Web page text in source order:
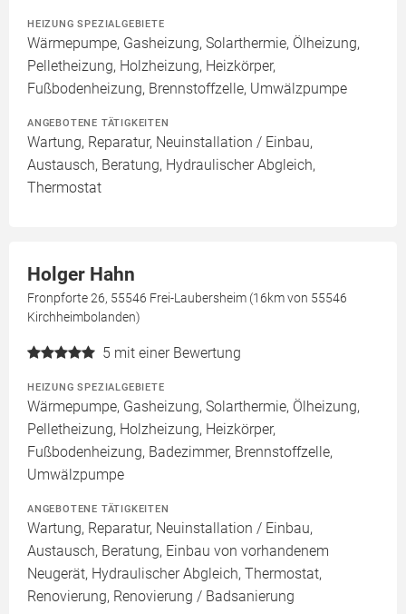
HEIZUNG SPEZIALGEBIETE
Wärmepumpe, Gasheizung, Solarthermie, Ölheizung,
Pelletheizung, Holzheizung, Heizkörper,
Fußbodenheizung, Brennstoffzelle, Umwälzpumpe
ANGEBOTENE TÄTIGKEITEN
Wartung, Reparatur, Neuinstallation / Einbau,
Austausch, Beratung, Hydraulischer Abgleich,
Thermostat
Holger Hahn
Fronpforte 26, 55546 Frei-Laubersheim (16km von 55546
Kirchheimbolanden)
5 mit einer Bewertung
HEIZUNG SPEZIALGEBIETE
Wärmepumpe, Gasheizung, Solarthermie, Ölheizung,
Pelletheizung, Holzheizung, Heizkörper,
Fußbodenheizung, Badezimmer, Brennstoffzelle,
Umwälzpumpe
ANGEBOTENE TÄTIGKEITEN
Wartung, Reparatur, Neuinstallation / Einbau,
Austausch, Beratung, Einbau von vorhandenem
Neugerät, Hydraulischer Abgleich, Thermostat,
Renovierung, Renovierung / Badsanierung